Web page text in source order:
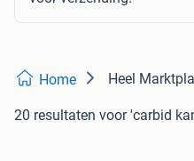
Home Heel
20 resultaten voor 'carbid